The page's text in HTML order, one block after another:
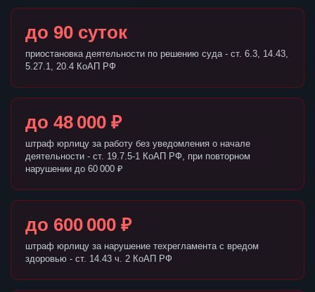
до 90 суток
приостановка деятельности по решению суда - ст. 6.3, 14.43,
5.27.1, 20.4 КоАП РФ
до 48 000 ₽
штраф юрлицу за работу без уведомления о начале
деятельности - ст. 19.7.5-1 КоАП РФ, при повторном
нарушении до 60 000 ₽
до 600 000 ₽
штраф юрлицу за нарушение техрегламента с вредом
здоровью - ст. 14.43 ч. 2 КоАП РФ